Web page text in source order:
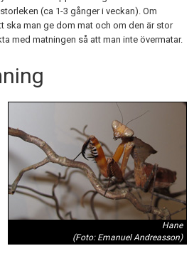
(ca 1-3 gånger i veckan). Om
ska man ge dom mat och om den är stor
med matningen så att man inte övermatar.
Hane
(Foto: Emanuel Andreasson)